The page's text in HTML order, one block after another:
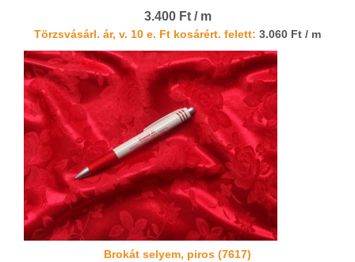
3.400 Ft / m
Törzsvásárl. ár, v. 10 e. Ft kosárért. felett: 3.060 Ft / m
Brokát selyem, piros (7617)